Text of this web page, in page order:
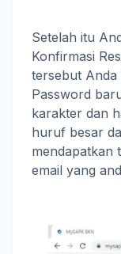
Setelah itu
Konfirmasi
tersebut Anda
Password
karakter dan
huruf besar
mendapatkan
email yang